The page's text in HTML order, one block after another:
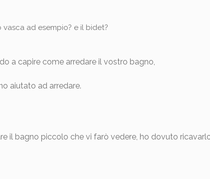
ad esempio? e il bidet?
a capire come arredare il vostro bagno,
aiutato ad arredare.
il bagno piccolo che vi farò vedere, ho dovuto